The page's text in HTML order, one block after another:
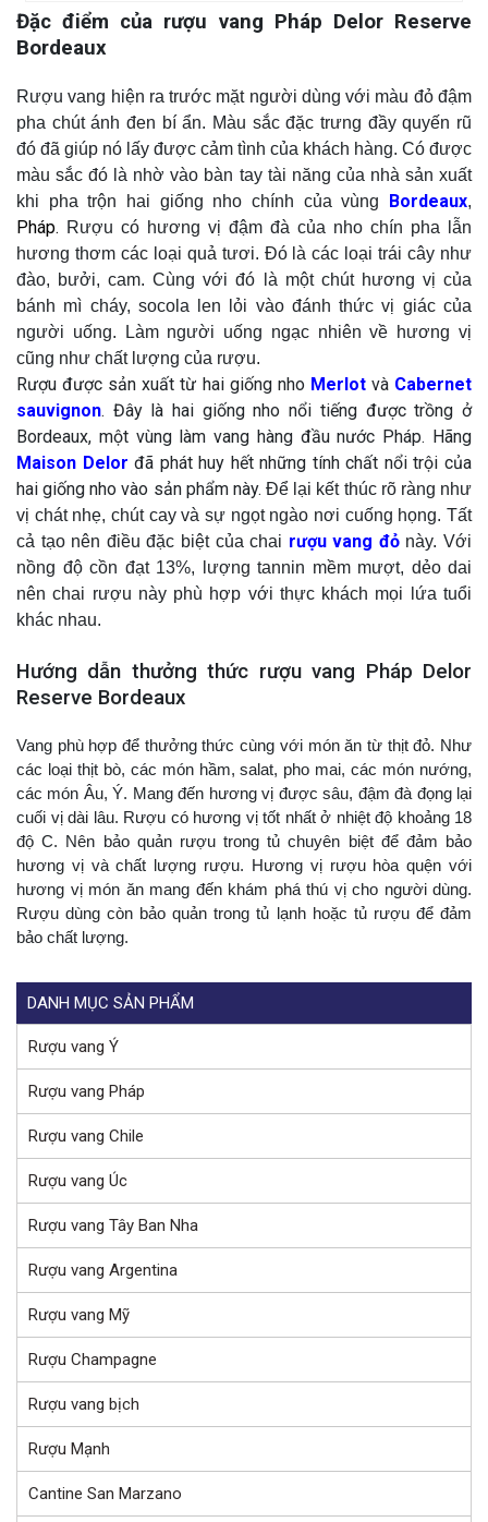
Đặc điểm của rượu vang Pháp Delor Reserve
Bordeaux
Rượu vang hiện ra trước mặt người dùng với màu đỏ đậm
pha chút ánh đen bí ẩn. Màu sắc đặc trưng đầy quyến rũ
đó đã giúp nó lấy được cảm tình của khách hàng. Có được
màu sắc đó là nhờ vào bàn tay tài năng của nhà sản xuất
khi pha trộn hai giống nho chính của vùng Bordeaux,
Pháp. Rượu có hương vị đậm đà của nho chín pha lẫn
hương thơm các loại quả tươi. Đó là các loại trái cây như
đào, bưởi, cam. Cùng với đó là một chút hương vị của
bánh mì cháy, socola len lỏi vào đánh thức vị giác của
người uống.
Làm người uống ngạc nhiên về hương vị
cũng như chất lượng của rượu.
Rượu được sản xuất từ hai giống nho Merlotvà Cabernet
sauvignon. Đây là hai giống nho nổi tiếng được trồng ở
Bordeaux, một vùng làm vang hàng đầu nước Pháp. Hãng
Maison Delor đã phát huy hết những tính chất nổi trội của
hai giống nho vào sản phẩm này.Để lại kết thúc rõ ràng như
vị chát nhẹ, chút cay và sự ngọt ngào nơi cuống họng. Tất
cả tạo nên điều đặc biệt của chai rượu vang đỏnày. Với
nồng độ cồn đạt 13%, lượng tannin mềm mượt, dẻo dai
nên chai rượu này phù hợp với thực khách mọi lứa tuổi
khác nhau.
Hướng dẫn thưởng thức rượu vang Pháp Delor
Reserve Bordeaux
Vang phù hợp để thưởng thức cùng với món ăn từ thịt đỏ. Như
các loại thịt bò, các món hầm, salat, pho mai, các món nướng,
các món Âu, Ý. Mang đến hương vị được sâu, đậm đà đọng lại
cuối vị dài lâu. Rượu có hương vị tốt nhất ở nhiệt độ khoảng 18
độ C. Nên bảo quản rượu trong tủ chuyên biệt để đảm bảo
hương vị và chất lượng rượu. Hương vị rượu hòa quện với
hương vị món ăn mang đến khám phá thú vị cho người dùng.
Rượu dùng còn bảo quản trong tủ lạnh hoặc tủ rượu để đảm
bảo chất lượng.
DANH MỤC SẢN PHẨM
Rượu vang Ý
Rượu vang Pháp
Rượu vang Chile
Rượu vang Úc
Rượu vang Tây Ban Nha
Rượu vang Argentina
Rượu vang Mỹ
Rượu Champagne
Rượu vang bịch
Rượu Mạnh
Cantine San Marzano